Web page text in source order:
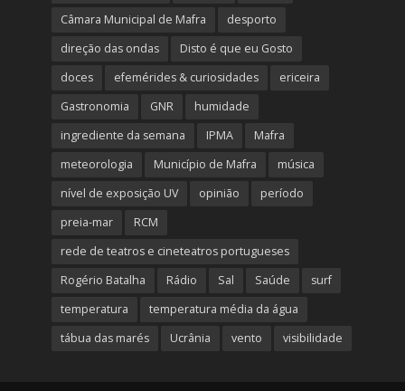
Câmara Municipal de Mafra
desporto
direção das ondas
Disto é que eu Gosto
doces
efemérides & curiosidades
ericeira
Gastronomia
GNR
humidade
ingrediente da semana
IPMA
Mafra
meteorologia
Município de Mafra
música
nível de exposição UV
opinião
período
preia-mar
RCM
rede de teatros e cineteatros portugueses
Rogério Batalha
Rádio Sal Saúde
surf
temperatura
temperatura média da água
tábua das marés
Ucrânia vento visibilidade